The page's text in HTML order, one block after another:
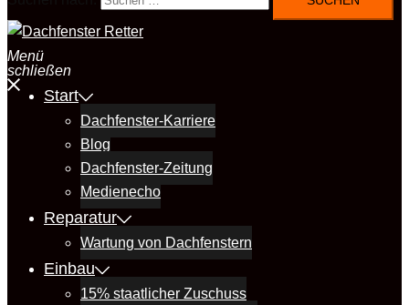
Menü
schließen
Start
Dachfenster-Karriere
Blog
Dachfenster-Zeitung
Medienecho
Reparatur
Wartung von Dachfenstern
Einbau
15% staatlicher Zuschuss